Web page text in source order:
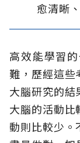
愈清晰
高效能學習
難，歷經這些
大腦研究的結
大腦的活動比
動則比較少。